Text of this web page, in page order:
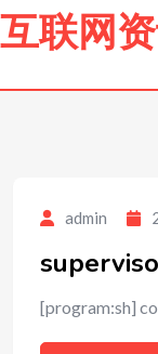
content
互联网
admin
[program:sh]